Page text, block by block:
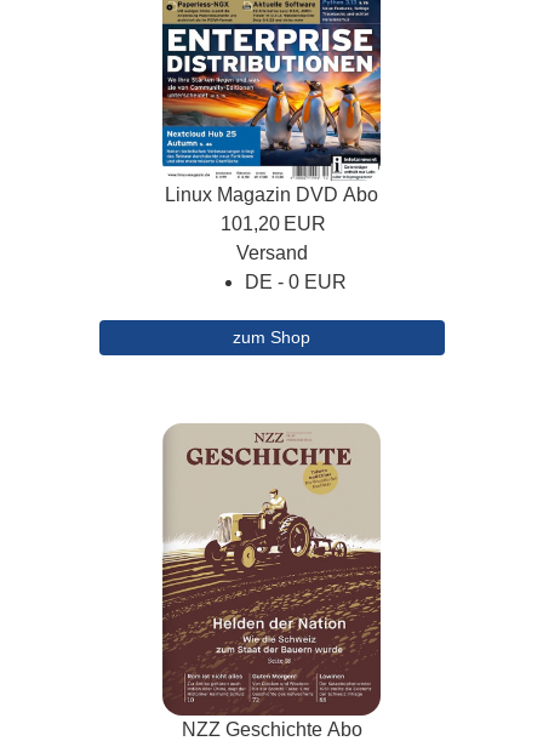
Linux Magazin DVD Abo
101,20 EUR
Versand
DE - 0 EUR
zum Shop
NZZ Geschichte Abo